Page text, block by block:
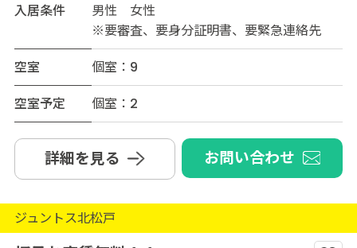
入居条件
男性 女性
※要審査、要身分証明書、要緊急連絡先
空室
個室：9
空室予定
個室：2
詳細を見る お問い合わせ
ジュントス北松戸